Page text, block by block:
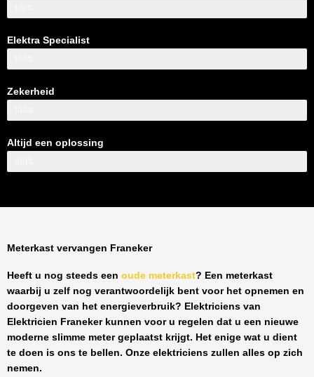
Elektra Specialist
Zekerheid
Altijd een oplossing
Meterkast vervangen Franeker
Heeft u nog steeds een oude meterkast? Een meterkast
waarbij u zelf nog verantwoordelijk bent voor het opnemen en
doorgeven van het energieverbruik? Elektriciens van
Elektricien Franekerkunnen voor u regelen dat u een nieuwe
moderne slimme meter geplaatst krijgt. Het enige wat u dient
te doen is ons te bellen. Onze elektriciens zullen alles op zich
nemen.